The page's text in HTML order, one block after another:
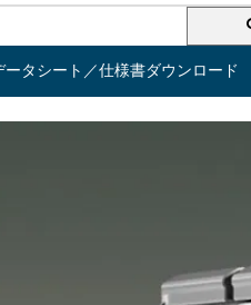
タシート／仕様書ダウンロード